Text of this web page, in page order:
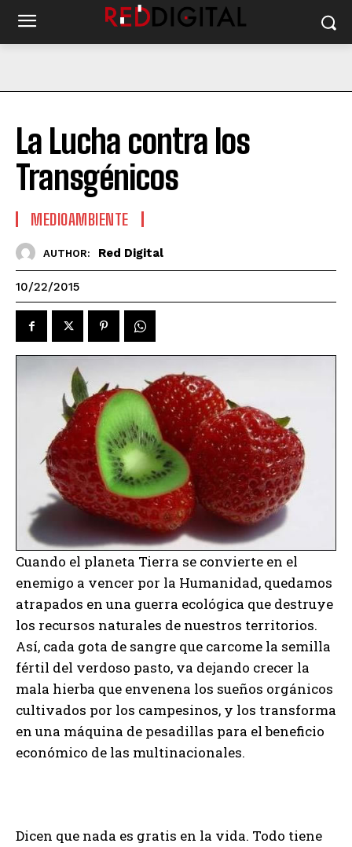
La Lucha contra los
Transgénicos
MEDIOAMBIENTE
AUTHOR: Red Digital
10/22/2015
Cuando el planeta Tierra se convierte en el
enemigo a vencer por la Humanidad, quedamos
atrapados en una guerra ecológica que destruye
los recursos naturales de nuestros territorios.
Así, cada gota de sangre que carcome la semilla
fértil del verdoso pasto, va dejando crecer la
mala hierba que envenena los sueños orgánicos
cultivados por los campesinos, y los transforma
en una máquina de pesadillas para el beneficio
económico de las multinacionales.
Dicen que nada es gratis en la vida. Todo tiene